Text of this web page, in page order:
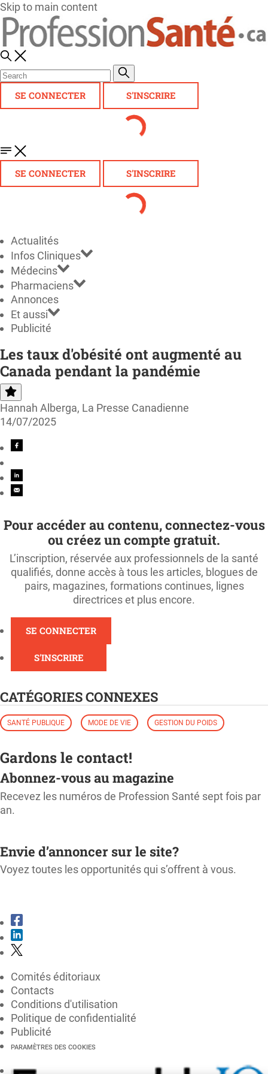
Skip to main content
SE CONNECTER S'INSCRIRE
SE CONNECTER S'INSCRIRE
Actualités
Infos Cliniques
Médecins
Pharmaciens
Annonces
Et aussi
Publicité
Les taux d'obésité ont augmenté au
Canada pendant la pandémie
Hannah Alberga, La Presse Canadienne
14/07/2025
Pour accéder au contenu, connectez-vous
ou créez un compte gratuit.
L’inscription, réservée aux professionnels de la santé
qualifiés, donne accès à tous les articles, blogues de
pairs, magazines, formations continues, lignes
directrices et plus encore.
SE CONNECTER
S'INSCRIRE
CATÉGORIES CONNEXES
SANTÉ PUBLIQUE MODE DE VIE GESTION DU POIDS
Gardons le contact!
Abonnez-vous au magazine
Recevez les numéros de Profession Santé sept fois par
an.
Envie d’annoncer sur le site?
Voyez toutes les opportunités qui s’offrent à vous.
Comités éditoriaux
Contacts
Conditions d'utilisation
Politique de confidentialité
Publicité
PARAMÈTRES DES COOKIES